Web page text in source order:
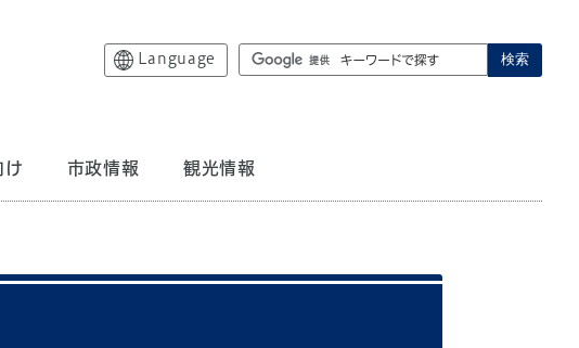
Language 検索
け 市政情報 観光情報